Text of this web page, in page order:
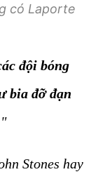
có Laporte
đội bóng
bia đỡ đạn
Stones hay